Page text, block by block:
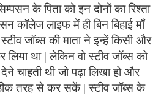
के पिता को इन दोनों का रिश्ता
कॉलेज लाइफ में ही बिन बिहाई माँ
जॉब्स की माता ने इन्हें किसी और
था | लेकिन वो स्टीव जॉब्स को
चाहती थी जो पढ़ा लिखा हो और
तरह से कर सकें | स्टीव जॉब्स के